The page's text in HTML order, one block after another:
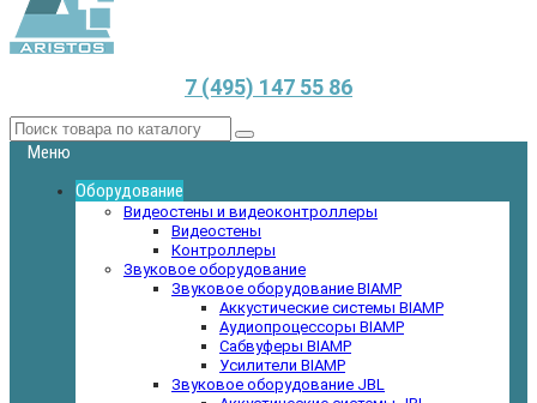
7 (495) 147 55 86
Меню
Оборудование
Видеостены и видеоконтроллеры
Видеостены
Контроллеры
Звуковое оборудование
Звуковое оборудование BIAMP
Аккустические системы BIAMP
Аудиопроцессоры BIAMP
Сабвуферы BIAMP
Усилители BIAMP
Звуковое оборудование JBL